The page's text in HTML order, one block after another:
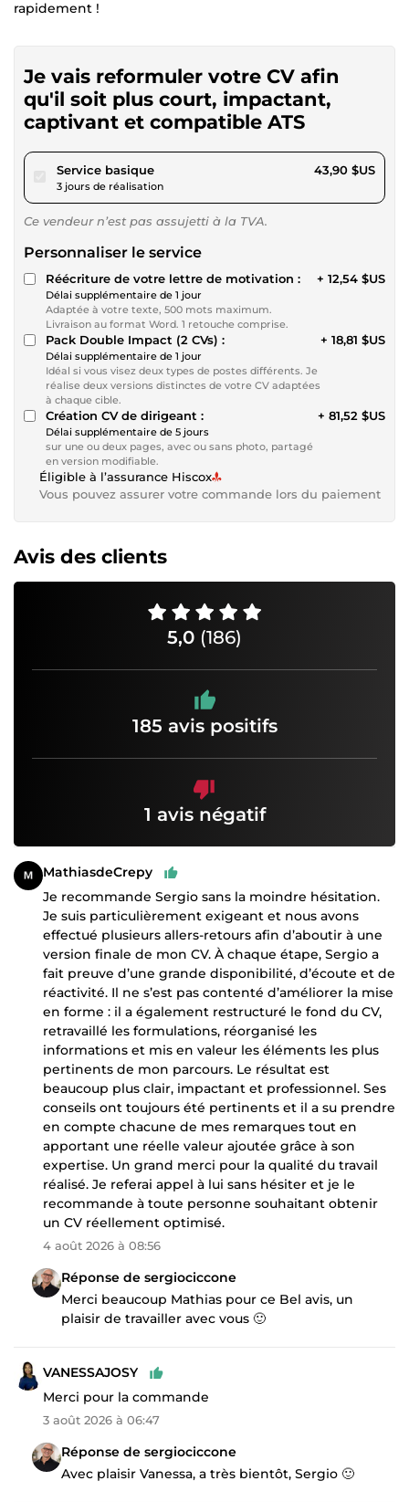
rapidement !
Je vais reformuler votre CV afin
qu'il soit plus court, impactant,
captivant et compatible ATS
Service basiquepour 40,45 $US
3 jours de réalisation
43,90 $US
Ce vendeur n’est pas assujetti à la TVA.
Personnaliser le service
Réécriture de votre lettre de motivation :
Délai supplémentaire de 1 jour
Adaptée à votre texte, 500 mots maximum.
Livraison au format Word. 1 retouche comprise.
+ 12,54 $US
Pack Double Impact (2 CVs) :
Délai supplémentaire de 1 jour
Idéal si vous visez deux types de postes différents. Je
réalise deux versions distinctes de votre CV adaptées
à chaque cible.
+ 18,81 $US
Création CV de dirigeant :
Délai supplémentaire de 5 jours
sur une ou deux pages, avec ou sans photo, partagé
en version modifiable.
+ 81,52 $US
Éligible à l’assurance Hiscox
Vous pouvez assurer votre commande lors du paiement
Avis des clients
5,0 (186)
185 avis positifs
1 avis négatif
MathiasdeCrepy
Je recommande Sergio sans la moindre hésitation.
Je suis particulièrement exigeant et nous avons
effectué plusieurs allers-retours afin d’aboutir à une
version finale de mon CV. À chaque étape, Sergio a
fait preuve d’une grande disponibilité, d’écoute et de
réactivité. Il ne s’est pas contenté d’améliorer la mise
en forme : il a également restructuré le fond du CV,
retravaillé les formulations, réorganisé les
informations et mis en valeur les éléments les plus
pertinents de mon parcours. Le résultat est
beaucoup plus clair, impactant et professionnel. Ses
conseils ont toujours été pertinents et il a su prendre
en compte chacune de mes remarques tout en
apportant une réelle valeur ajoutée grâce à son
expertise. Un grand merci pour la qualité du travail
réalisé. Je referai appel à lui sans hésiter et je le
recommande à toute personne souhaitant obtenir
un CV réellement optimisé.
4 août 2026 à 08:56
Réponse de sergiociccone
Merci beaucoup Mathias pour ce Bel avis, un
plaisir de travailler avec vous 🙂
VANESSAJOSY
Merci pour la commande
3 août 2026 à 06:47
Réponse de sergiociccone
Avec plaisir Vanessa, a très bientôt, Sergio 🙂